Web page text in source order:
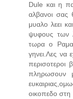
Dule και η
αλβανοι σας
μυαλο λεει
ψυφους των
τωρα ο Ραμα
γηνει.Λες να
περισοτεροι
πληρωσουν
οικοπεδο στη